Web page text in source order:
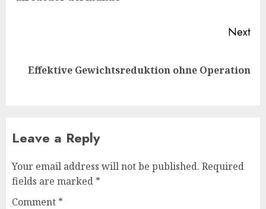
Next
Next
Effektive Gewichtsreduktion ohne Operation
Leave a Reply
Your email address will not be published. Required
fields are marked *
Comment *